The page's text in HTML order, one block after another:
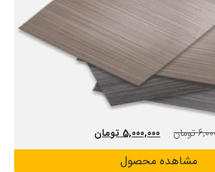
تومان 5,000,000تومان
مشاهده محصول